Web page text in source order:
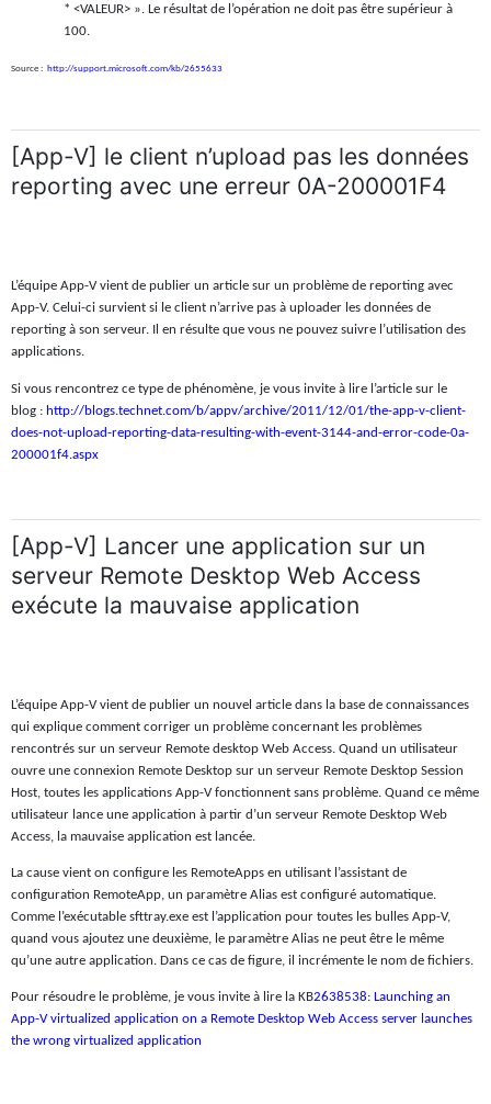
* <VALEUR> ». Le résultat de l’opération ne doit pas être supérieur à
100.
Source : http://support.microsoft.com/kb/2655633
[App-V] le client n’upload pas les données
reporting avec une erreur 0A-200001F4
L’équipe App-V vient de publier un article sur un problème de reporting avec
App-V. Celui-ci survient si le client n’arrive pas à uploader les données de
reporting à son serveur. Il en résulte que vous ne pouvez suivre l’utilisation des
applications.
Si vous rencontrez ce type de phénomène, je vous invite à lire l’article sur le
blog : http://blogs.technet.com/b/appv/archive/2011/12/01/the-app-v-client-
does-not-upload-reporting-data-resulting-with-event-3144-and-error-code-0a-
200001f4.aspx
[App-V] Lancer une application sur un
serveur Remote Desktop Web Access
exécute la mauvaise application
L’équipe App-V vient de publier un nouvel article dans la base de connaissances
qui explique comment corriger un problème concernant les problèmes
rencontrés sur un serveur Remote desktop Web Access. Quand un utilisateur
ouvre une connexion Remote Desktop sur un serveur Remote Desktop Session
Host, toutes les applications App-V fonctionnent sans problème. Quand ce même
utilisateur lance une application à partir d’un serveur Remote Desktop Web
Access, la mauvaise application est lancée.
La cause vient on configure les RemoteApps en utilisant l’assistant de
configuration RemoteApp, un paramètre Alias est configuré automatique.
Comme l’exécutable sfttray.exe est l’application pour toutes les bulles App-V,
quand vous ajoutez une deuxième, le paramètre Alias ne peut être le même
qu’une autre application. Dans ce cas de figure, il incrémente le nom de fichiers.
Pour résoudre le problème, je vous invite à lire la KB2638538: Launching an
App-V virtualized application on a Remote Desktop Web Access server launches
the wrong virtualized application